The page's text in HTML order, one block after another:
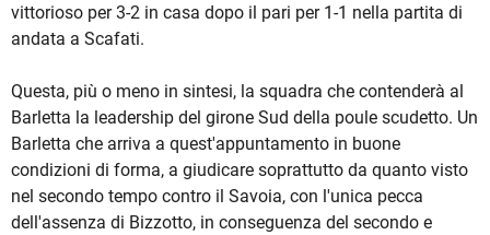
vittorioso per 3-2 in casa dopo il pari per 1-1 nella partita di
andata a Scafati.
Questa, più o meno in sintesi, la squadra che contenderà al
Barletta la leadership del girone Sud della poule scudetto. Un
Barletta che arriva a quest'appuntamento in buone
condizioni di forma, a giudicare soprattutto da quanto visto
nel secondo tempo contro il Savoia, con l'unica pecca
dell'assenza di Bizzotto, in conseguenza del secondo e